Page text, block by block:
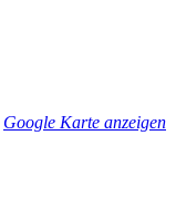
Google Karte anzeigen